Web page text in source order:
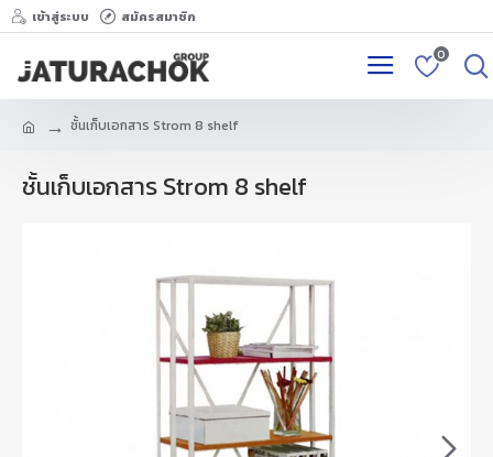
เข้าสู่ระบบ สมัครสมาชิก
0
ชั้นเก็บเอกสาร Strom 8 shelf
ชั้นเก็บเอกสาร Strom 8 shelf